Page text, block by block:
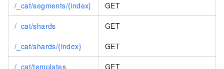
/_cat/segments/{index} GET
/_cat/shards GET
/_cat/shards/{index} GET
/_cat/templates GET